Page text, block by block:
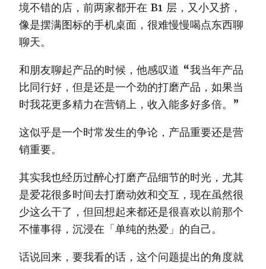
境不错的店，前两家都开在 B1 层，又小又挤，
像是摆满图标的手机桌面，很难慢慢喝点东西聊
聊天。
和朋友聊起产品的时候，他感叹道 “我当年产品
比同行好，但是还是一个劲的打磨产品，如果当
时我花更多精力在营销上，收入能多好多倍。”
这似乎是一个时常发生的争论，产品重要还是营
销重要。
其实我也经历过醉心打磨产品细节的时光，尤其
是爱花很多时间去打磨动效和交互，现在虽然很
少这么干了，但回想起来都还是很喜欢以前那个
不懂事得，沉浸在「单纯的热爱」的自己。
话说回来，要我看的话，这个问题提出的角度就